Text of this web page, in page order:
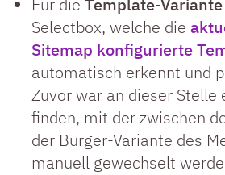
Für die Template-Variante
Selectbox, welche die
Sitemap konfigurierte
automatisch erkennt und
Zuvor war an dieser Stelle
finden, mit der zwischen
der Burger-Variante des
manuell gewechselt